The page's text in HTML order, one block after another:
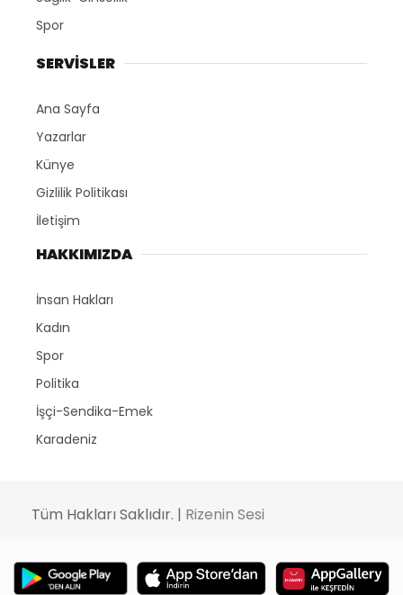
Spor
SERVİSLER
Ana Sayfa
Yazarlar
Künye
Gizlilik Politikası
İletişim
HAKKIMIZDA
İnsan Hakları
Kadın
Spor
Politika
İşçi-Sendika-Emek
Karadeniz
Tüm Hakları Saklıdır. | Rizenin Sesi